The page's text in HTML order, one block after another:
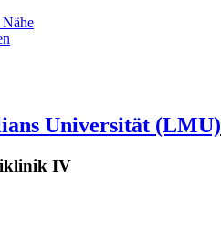
Universität (LMU)
IV